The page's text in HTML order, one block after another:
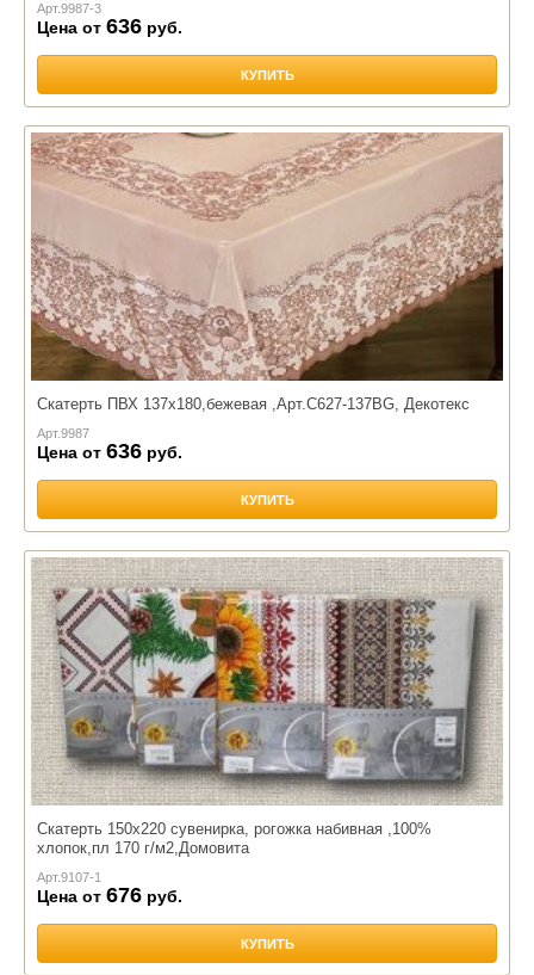
Арт.9987-3
Цена от 636 руб.
КУПИТЬ
Скатерть ПВХ 137х180,бежевая ,Арт.С627-137BG, Декотекс
Арт.9987
Цена от 636 руб.
КУПИТЬ
Скатерть 150х220 сувенирка, рогожка набивная ,100%
хлопок,пл 170 г/м2,Домовита
Арт.9107-1
Цена от 676 руб.
КУПИТЬ